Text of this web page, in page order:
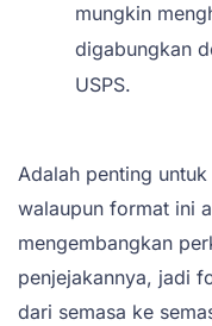
mungkin
digabungkan
USPS.
Adalah penting
walaupun format ini
mengembangkan
penjejakannya, jadi
dari semasa ke